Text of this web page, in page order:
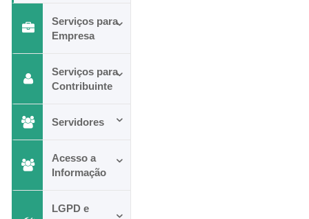
Serviços para
Empresa
Serviços para
Contribuinte
Servidores
Acesso a
Informação
LGPD e